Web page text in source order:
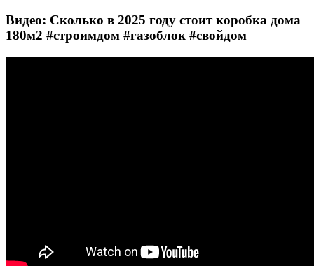
Видео: Сколько в 2025 году стоит коробка дома
180м2 #строимдом #газоблок #свойдом